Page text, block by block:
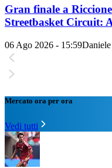
Gran finale a
Streetbasket Circuit:
06 Ago 2026 - 15:59
Mercato ora per ora
Vedi tutti